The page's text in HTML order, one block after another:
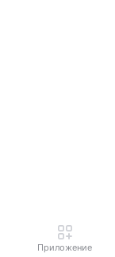
Приложение